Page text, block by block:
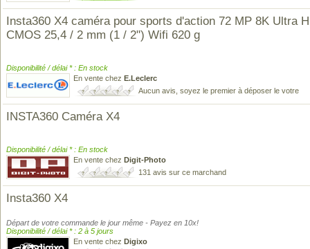
Insta360 X4 caméra pour sports d'action 72 MP 8K Ultra
CMOS 25,4 / 2 mm (1 / 2") Wifi 620 g
Disponibilité / délai * : En stock
En vente chez E.Leclerc
Aucun avis, soyez le premier à déposer le votre
INSTA360 Caméra X4
Disponibilité / délai * : En stock
En vente chez Digit-Photo
131 avis sur ce marchand
Insta360 X4
Départ de votre commande le jour même - Payez en 10x!
Disponibilité / délai * : 2 à 5 jours
En vente chez Digixo